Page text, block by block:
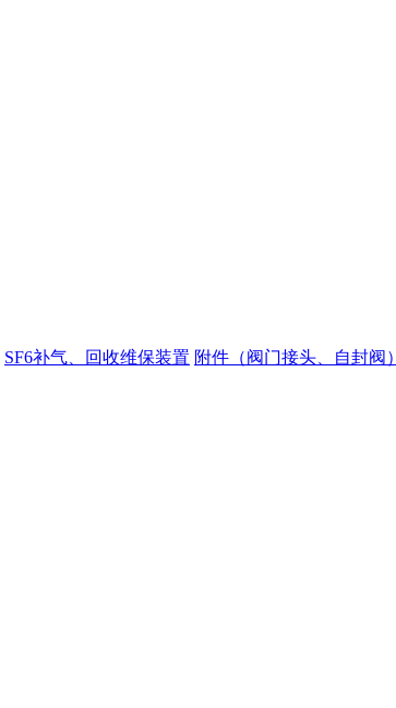
SF6补气、回收维保装置 附件（阀门接头、自封阀）